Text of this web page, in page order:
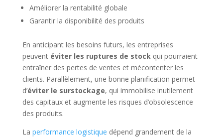
Améliorer la rentabilité globale
Garantir la disponibilité des produits
En anticipant les besoins futurs, les entreprises
peuvent éviter les ruptures de stockqui pourraient
entraîner des pertes de ventes et mécontenter les
clients. Parallèlement, une bonne planification permet
d’éviter le surstockage, qui immobilise inutilement
des capitaux et augmente les risques d’obsolescence
des produits.
La performance logistique dépend grandement de la